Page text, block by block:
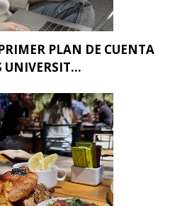
PLAN DE CUENTA
UNIVERSIT...